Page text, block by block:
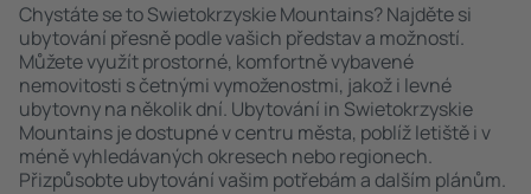
Chystáte se to Swietokrzyskie Mountains? Najděte si
ubytování přesně podle vašich představ a možností.
Můžete využít prostorné, komfortně vybavené
nemovitosti s četnými vymoženostmi, jakož i levné
ubytovny na několik dní. Ubytování in Swietokrzyskie
Mountains je dostupné v centru města, poblíž letiště i v
méně vyhledávaných okresech nebo regionech.
Přizpůsobte ubytování vašim potřebám a dalším plánům.